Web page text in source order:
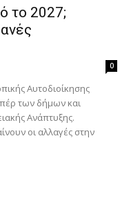
το 2027;
0
Αυτοδιοίκησης
των δήμων και
Ανάπτυξης.
οι αλλαγές στην